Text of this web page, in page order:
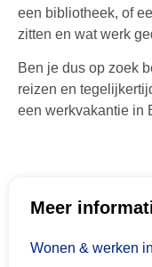
een bibliotheek, of
zitten en wat werk
Ben je dus op zoek
reizen en
een werkvakantie in
Meer
Wonen & werken